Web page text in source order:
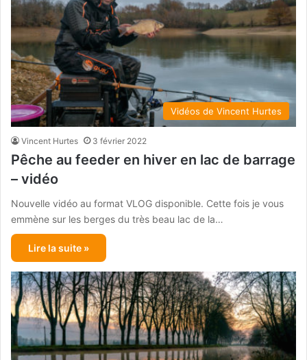
Vidéos de Vincent Hurtes
Vincent Hurtes 3 février 2022
Pêche au feeder en hiver en lac de barrage
– vidéo
Nouvelle vidéo au format VLOG disponible. Cette fois je vous
emmène sur les berges du très beau lac de la…
Lire la suite »